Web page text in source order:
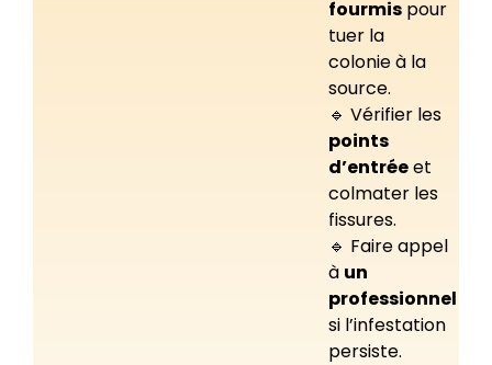
fourmispour
tuer la
colonie à la
source.
🔹 Vérifier les
points
d’entréeet
colmater les
fissures.
🔹 Faire appel
à un
professionnel
si l’infestation
persiste.